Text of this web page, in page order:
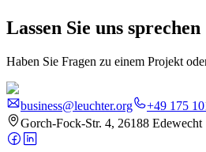
Lassen Sie uns sprechen
Haben Sie Fragen zu einem Projekt
business@leuchter.org
+49 175
Gorch-Fock-Str. 4, 26188 Edewecht